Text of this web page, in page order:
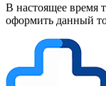
В настоящее время
оформить данный